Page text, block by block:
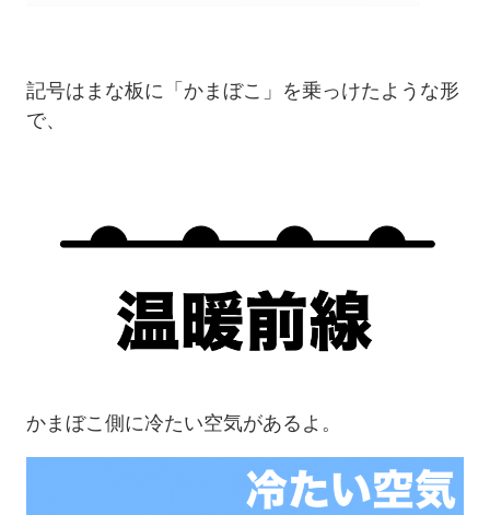
記号はまな板に「かまぼこ」を乗っけたような形
で、
かまぼこ側に冷たい空気があるよ。